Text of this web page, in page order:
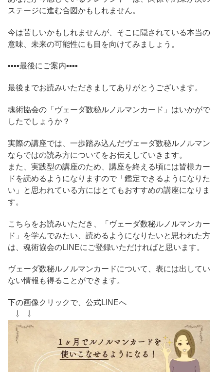
ステージに進む合図かもしれません。
今は苦しいかもしれませんが、そこに隠されている本当の
意味、未来の可能性にも目を向けてみましょう。
▪️▪️▪️▪️最後にご案内▪️▪️▪️▪️
最後までお読みいただきましてありがとうございます。
魂術協会の「ヴェーダ数秘ルノルマンカード」はいかがで
したでしょうか？
実際の講座では、一歩踏み込んだヴェーダ数秘ルノルマン
ならではの読み方についてをお伝えしていきます。
また、実践型の講座のため、講座を終える頃には皆様カー
ドを読めるようになりますので「鑑定できるようになりた
い」と思われている方にはとてもおすすめの講座になりま
す。
こちらをお読みいただき、「ヴェーダ数秘ルノルマンカー
ド」を学んでみたい、読めるようになりたいと思われた方
は、魂術協会のLINEにご登録いただければと思います。
ヴェーダ数秘ルノルマンカードについて、表には出してい
ない情報も得ることができます。
下の画像クリックで、公式LINEへ
⇩ ⇩